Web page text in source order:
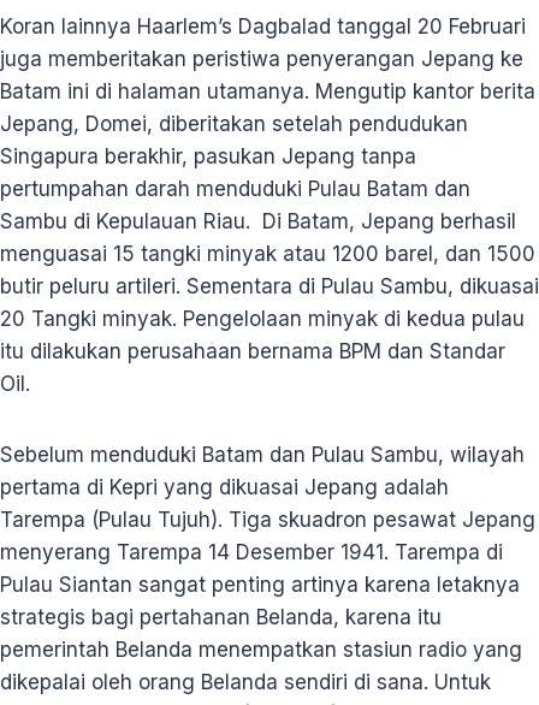
Koran lainnya Haarlem’s Dagbalad tanggal 20 Februari
juga memberitakan peristiwa penyerangan Jepang ke
Batam ini di halaman utamanya. Mengutip kantor berita
Jepang, Domei, diberitakan setelah pendudukan
Singapura berakhir, pasukan Jepang tanpa
pertumpahan darah menduduki Pulau Batam dan
Sambu di Kepulauan Riau. Di Batam, Jepang berhasil
menguasai 15 tangki minyak atau 1200 barel, dan 1500
butir peluru artileri. Sementara di Pulau Sambu, dikuasai
20 Tangki minyak. Pengelolaan minyak di kedua pulau
itu dilakukan perusahaan bernama BPM dan Standar
Oil.
Sebelum menduduki Batam dan Pulau Sambu, wilayah
pertama di Kepri yang dikuasai Jepang adalah
Tarempa (Pulau Tujuh). Tiga skuadron pesawat Jepang
menyerang Tarempa 14 Desember 1941. Tarempa di
Pulau Siantan sangat penting artinya karena letaknya
strategis bagi pertahanan Belanda, karena itu
pemerintah Belanda menempatkan stasiun radio yang
dikepalai oleh orang Belanda sendiri di sana. Untuk